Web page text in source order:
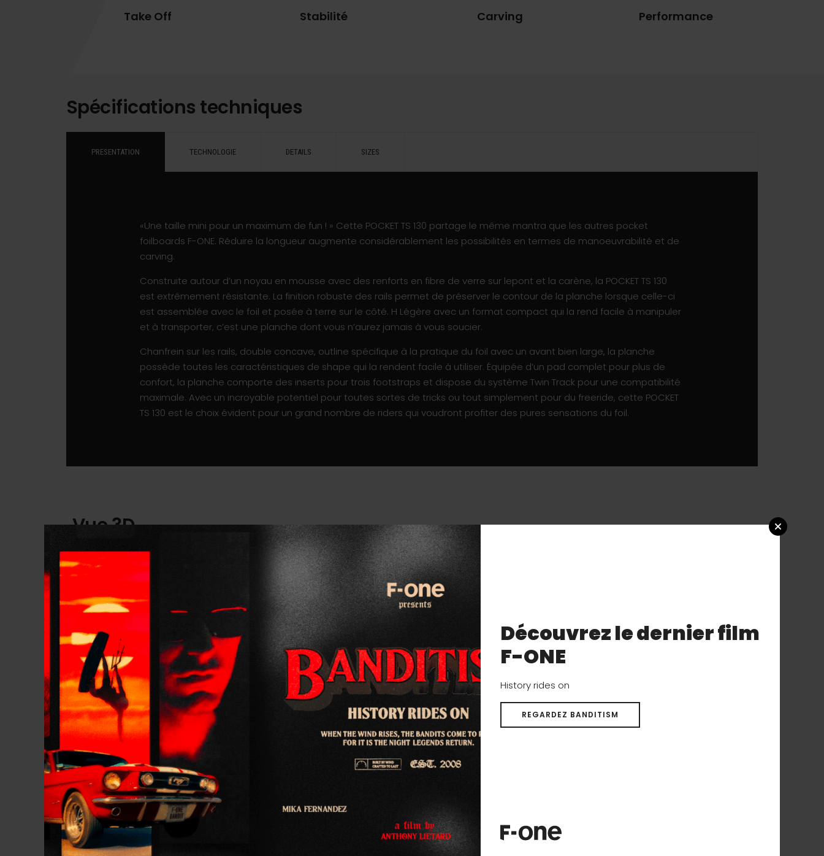
Take Off Stabilité Carving Performance
Spécifications techniques
PRESENTATION TECHNOLOGIE DETAILS SIZES
«Une taille mini pour un maximum de fun ! » Cette POCKET TS 130 partage le même mantra que les autres pocket
foilboards F-ONE. Réduire la longueur augmente considérablement les possibilités en termes de manoeuvrabilité et de
carving.
Construite autour d’un noyau en mousse avec des renforts en fibre de verre sur lepont et la carène, la POCKET TS 130
est extrêmement résistante. La finition robuste des rails permet de préserver le contour de la planche lorsque celle-ci
est assemblée avec le foil et posée à terre sur le côté. H Légère avec un format compact qui la rend facile à manipuler
et à transporter, c’est une planche dont vous n’aurez jamais à vous soucier.
Chanfrein sur les rails, double concave, outline spécifique à la pratique du foil avec un avant bien large, la planche
possède toutes les caractéristiques de shape qui la rendent facile à utiliser. Équipée d’un pad complet pour plus de
confort, la planche comporte des inserts pour trois footstraps et dispose du système Twin Track pour une compatibilité
maximale. Avec un incroyable potentiel pour toutes sortes de tricks ou tout simplement pour du freeride, cette POCKET
TS 130 est le choix évident pour un grand nombre de riders qui voudront profiter des pures sensations du foil.
Vue 3D
Découvrez le dernier film
F-ONE
History rides on
REGARDEZ BANDITISM